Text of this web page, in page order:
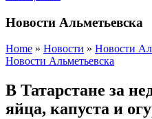
Новости Альметьевска
Home » Новости » Новости
Новости Альметьевска
В Татарстане за
яйца, капуста и